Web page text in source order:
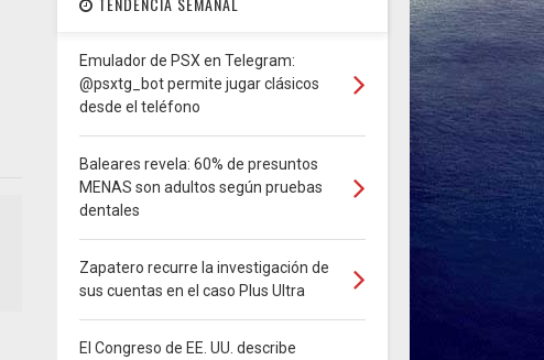
Emulador de PSX en Telegram:
@psxtg_bot permite jugar clásicos
desde el teléfono
Baleares revela: 60% de presuntos
MENAS son adultos según pruebas
dentales
Zapatero recurre la investigación de
sus cuentas en el caso Plus Ultra
El Congreso de EE. UU. describe